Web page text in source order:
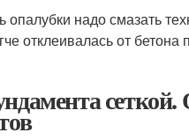
надо смазать
отклеивалась от